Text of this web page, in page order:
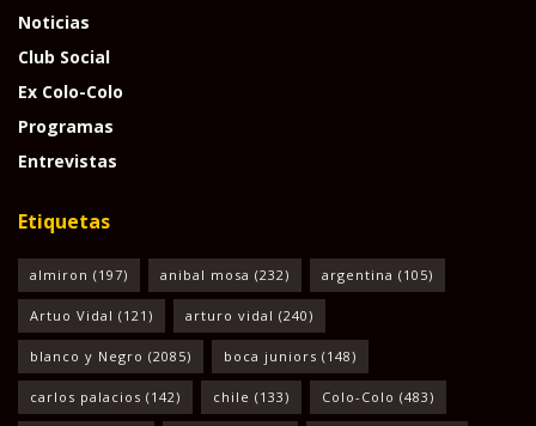
Noticias
Club Social
Ex Colo-Colo
Programas
Entrevistas
Etiquetas
almiron (197) anibal mosa (232) argentina (105)
Artuo Vidal (121) arturo vidal (240)
blanco y Negro (2085) boca juniors (148)
carlos palacios (142) chile (133) Colo-Colo (483)